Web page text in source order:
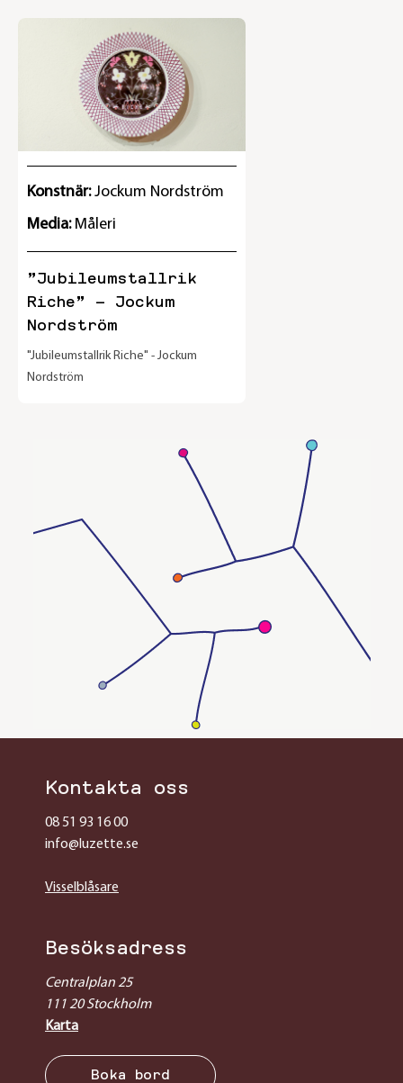
Konstnär:Jockum Nordström
Media: Måleri
”Jubileumstallrik
Riche” – Jockum
Nordström
"Jubileumstallrik Riche" - Jockum
Nordström
Kontakta oss
08 51 93 16 00
info@luzette.se
Visselblåsare
Besöksadress
Centralplan 25
111 20 Stockholm
Karta
Boka bord